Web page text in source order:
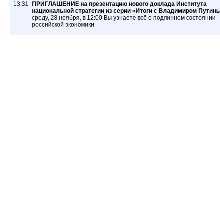
13:31
ПРИГЛАШЕНИЕ на презентацию нового доклада Института
национальной стратегии из серии «Итоги с Владимиром
среду, 28 ноября, в 12:00 Вы узнаете всё о подлинном состоянии
российской экономики